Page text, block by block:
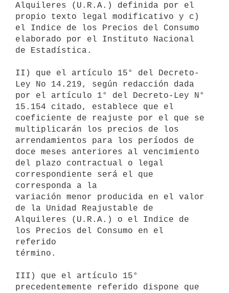
Alquileres (U.R.A.) definida por el
propio texto legal modificativo y c)
el Indice de los Precios del Consumo
elaborado por el Instituto Nacional
de Estadística.
II) que el artículo 15° del Decreto-
Ley No 14.219, según redacción dada
por el artículo 1° del Decreto-Ley N°
15.154 citado, establece que el
coeficiente de reajuste por el que se
multiplicarán los precios de los
arrendamientos para los períodos de
doce meses anteriores al vencimiento
del plazo contractual o legal
correspondiente será el que
corresponda a la
variación menor producida en el valor
de la Unidad Reajustable de
Alquileres (U.R.A.) o el Indice de
los Precios del Consumo en el
referido
término.
III) que el artículo 15°
precedentemente referido dispone que